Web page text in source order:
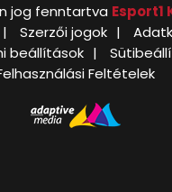
jog fenntartva Esport1
Szerzői jogok
beállítások
Feltételek